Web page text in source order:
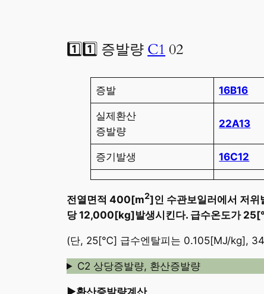
1️⃣1️⃣ 증발량 C1 02
증발 16B16
실제환산
증발량
22A13
증기발생 16C12
전열면적 400[m2]인 수관보일러에서 저
당 12,000[kg]발생시킨다. 급수온도가
(단, 25[℃] 급수엔탈피는 0.105[MJ/kg],
C2 상당증발량, 환산증발량
►환산증발량계산